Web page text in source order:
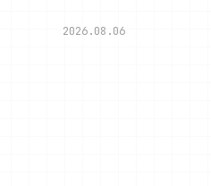
2026.08.06